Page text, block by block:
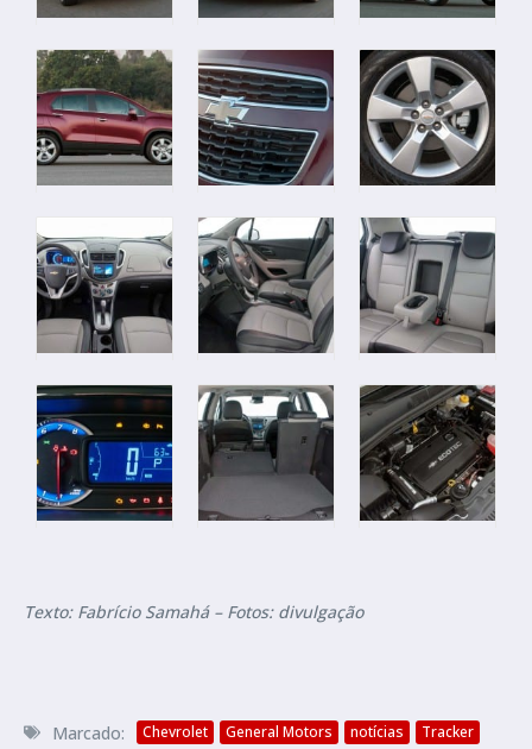
Texto: Fabrício Samahá – Fotos: divulgação
Marcado: Chevrolet General Motors notícias Tracker